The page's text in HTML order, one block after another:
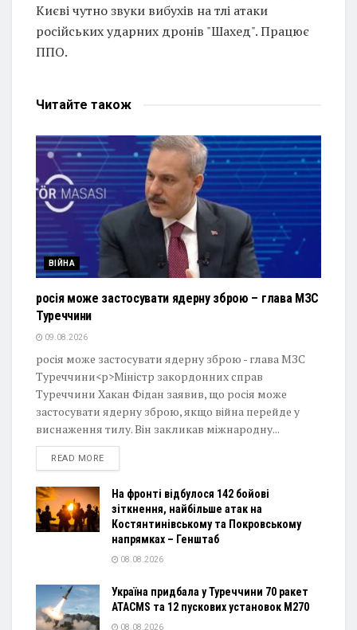
Києві чутно звуки вибухів на тлі атаки
російських ударних дронів "Шахед". Працює
ППО.
Читайте також
ВІЙНА
росія може застосувати ядерну зброю – глава МЗС
Туреччини
09.08.2026
росія може застосувати ядерну зброю - глава МЗС
Туреччини<p>Міністр закордонних справ
Туреччини Хакан Фідан заявив, що росія може
застосувати ядерну зброю, якщо війна перейде у
виснаження тилу. Він закликав міжнародну...
READ MOREDETAILS
На фронті відбулося 142 бойові
зіткнення, найбільше атак на
Костянтинівському та Покровському
напрямках – Генштаб
08.08.2026
Україна придбала у Туреччини 70 ракет
ATACMS та 12 пускових установок M270
08.08.2026